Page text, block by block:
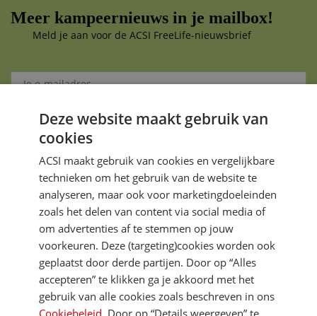
Meer kampeernieuws in je mailbox!
Meld je aan voor de ACSI FreeLife-nieuwsbrief
Aanmelden
Je gegevens zijn veilig en worden niet gedeeld met anderen
DIRECT NAAR
MEER ACSI FREELIFE
Deze website maakt gebruik van
cookies
ACSI maakt gebruik van cookies en vergelijkbare
technieken om het gebruik van de website te
analyseren, maar ook voor marketingdoeleinden
zoals het delen van content via social media of
om advertenties af te stemmen op jouw
voorkeuren. Deze (targeting)cookies worden ook
geplaatst door derde partijen. Door op “Alles
accepteren” te klikken ga je akkoord met het
gebruik van alle cookies zoals beschreven in ons
Cookiebeleid . Door op “Details weergeven” te